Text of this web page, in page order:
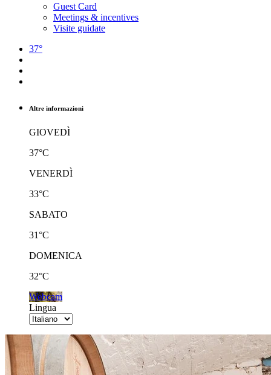
Guest Card
Meetings & incentives
Visite guidate
37°
Altre informazioni
GIOVEDÌ
37°C
VENERDÌ
33°C
SABATO
31°C
DOMENICA
32°C
Webcam
Lingua